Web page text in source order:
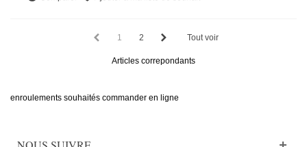
1 2 Tout voir
Articles correpondants
enroulements souhaités commander en ligne